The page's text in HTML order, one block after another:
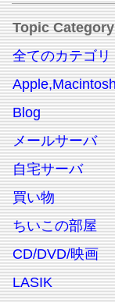
Topic Category
全てのカテゴリ
Blog
メールサーバ
自宅サーバ
買い物
ちいこの部屋
CD/DVD/映画
LASIK